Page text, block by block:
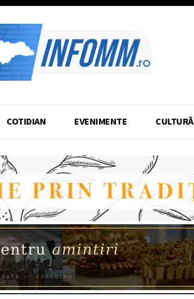
COTIDIAN EVENIMENTE CULTURĂ